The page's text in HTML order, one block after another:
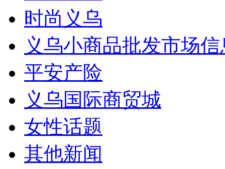
时尚义乌
义乌小商品批发市场
平安产险
义乌国际商贸城
女性话题
其他新闻